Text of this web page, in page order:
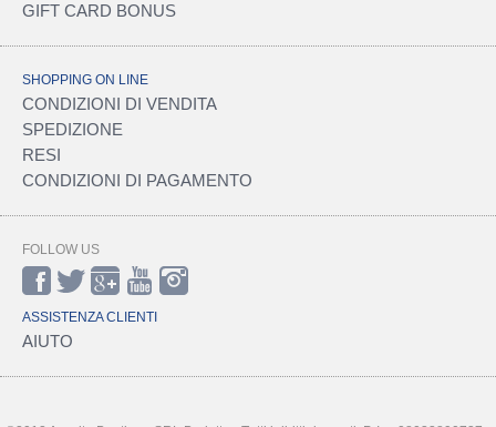
GIFT CARD BONUS
SHOPPING ON LINE
CONDIZIONI DI VENDITA
SPEDIZIONE
RESI
CONDIZIONI DI PAGAMENTO
FOLLOW US
ASSISTENZA CLIENTI
AIUTO